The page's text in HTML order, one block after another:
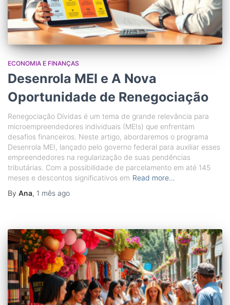
ECONOMIA E FINANÇAS
Desenrola MEI e A Nova
Oportunidade de Renegociação
Renegociação Dívidas é um tema de grande relevância para
microempreendedores individuais (MEIs) que enfrentam
desafios financeiros. Neste artigo, abordaremos o programa
Desenrola MEI, lançado pelo governo federal para auxiliar esses
empreendedores na regularização de suas pendências
tributárias. Com a possibilidade de parcelamento em até 145
meses e descontos significativos em Read more…
By Ana, 1 mês ago